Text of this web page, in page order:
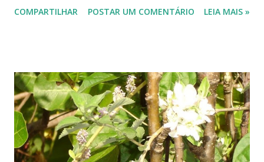
feira, dia 19. Até lá! ------------------
COMPARTILHAR POSTAR UM COMENTÁRIO LEIA MAIS »